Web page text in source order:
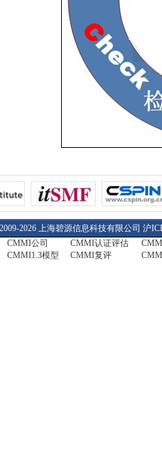
2026 上海碧源信息科技有限公司 沪
CMMI公司 CMMI认证评估
CMMI1.3模型 CMMI复评